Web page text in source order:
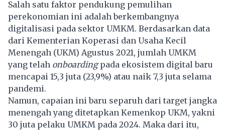
Salah satu faktor pendukung pemulihan
perekonomian ini adalah berkembangnya
digitalisasi pada sektor UMKM. Berdasarkan data
dari Kementerian Koperasi dan Usaha Kecil
Menengah (UKM) Agustus 2021, jumlah UMKM
yang telah onboardingpada ekosistem digital baru
mencapai 15,3 juta (23,9%) atau naik 7,3 juta selama
pandemi.
Namun, capaian ini baru separuh dari target jangka
menengah yang ditetapkan Kemenkop UKM, yakni
30 juta pelaku UMKM pada 2024. Maka dari itu,